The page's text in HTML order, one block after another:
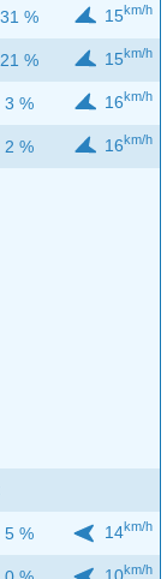
31 % 15km/h
21 % 15km/h
3 % 16km/h
2 % 16km/h
5 % 14km/h
10km/h